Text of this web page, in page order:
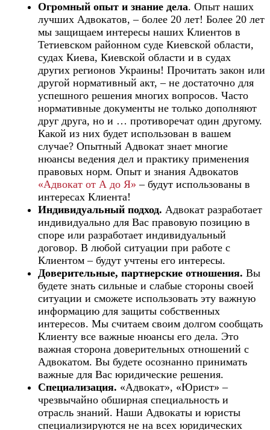
Огромный опыт и знание дела. Опыт наших
лучших Адвокатов, – более 20 лет! Более 20 лет
мы защищаем интересы наших Клиентов в
Тетиевском районном суде Киевской области,
судах Киева, Киевской области и в судах
других регионов Украины! Прочитать закон или
другой нормативный акт, – не достаточно для
успешного решения многих вопросов. Часто
нормативные документы не только дополняют
друг друга, но и … противоречат один другому.
Какой из них будет использован в вашем
случае? Опытный Адвокат знает многие
нюансы ведения дел и практику применения
правовых норм. Опыт и знания Адвокатов
«Адвокат от А до Я»– будут использованы в
интересах Клиента!
Индивидуальный подход. Адвокат разработает
индивидуально для Вас правовую позицию в
споре или разработает индивидуальный
договор. В любой ситуации при работе с
Клиентом – будут учтены его интересы.
Доверительные, партнерские отношения. Вы
будете знать сильные и слабые стороны своей
ситуации и сможете использовать эту важную
информацию для защиты собственных
интересов. Мы считаем своим долгом сообщать
Клиенту все важные нюансы его дела. Это
важная сторона доверительных отношений с
Адвокатом. Вы будете осознанно принимать
важные для Вас юридические решения.
Специализация. «Адвокат», «Юрист» –
чрезвычайно обширная специальность и
отрасль знаний. Наши Адвокаты и юристы
специализируются не на всех юридических